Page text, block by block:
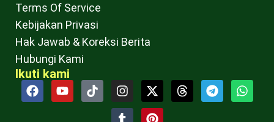
Terms Of Service
Kebijakan Privasi
Hak Jawab & Koreksi Berita
Hubungi Kami
Ikuti kami